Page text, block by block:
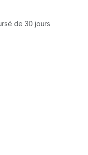
de 30 jours